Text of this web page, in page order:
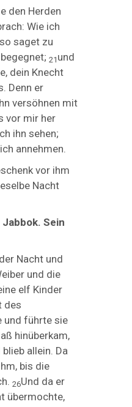
den Herden
Wie ich
saget zu
begegnet;21 und
dein Knecht
Denn er
versöhnen mit
vor mir her
ihn sehen;
annehmen.
vor ihm
Nacht
Sein
Nacht und
und die
elf Kinder
des
und führte sie
hinüberkam,
blieb allein. Da
bis die
26Und da er
übermochte,